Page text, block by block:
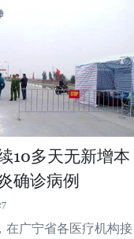
10多天无新增本
确诊病例
在广宁省各医疗机构接